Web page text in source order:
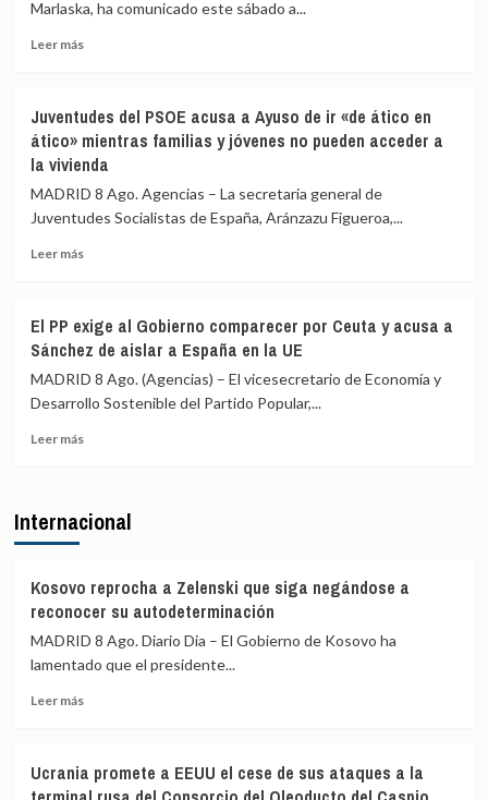
viajeros
desde
a
viajeros
realizan
«a
puerta
avión»
Marlaska, ha comunicado este sábado a...
Leer másLeer
comunica
a
la
UE
restablecimiento
de
conexiones
aéreas
y
con
Italia
Juventudes del PSOE acusa a Ayuso de ir «de ático en
ático» mientras familias y jóvenes no pueden acceder a
la vivienda
MADRID 8 Ago. Agencias – La secretaria general de
Juventudes Socialistas de España, Aránzazu Figueroa,...
Leer másLeer
del
PSOE
acusa
a
de
en
familias
jóvenes
no
pueden
a
El PP exige al Gobierno comparecer por Ceuta y acusa a
Sánchez de aislar a España en la UE
MADRID 8 Ago. (Agencias) – El vicesecretario de Economía y
Desarrollo Sostenible del Partido Popular,...
Leer másLeer
PP
Gobierno
comparecer
por
Ceuta
y
a
aislar
Internacional
Kosovo reprocha a Zelenski que siga negándose a
reconocer su autodeterminación
MADRID 8 Ago. Diario Dia – El Gobierno de Kosovo ha
lamentado que el presidente...
Leer másLeer
reprocha
Ucrania promete a EEUU el cese de sus ataques a la